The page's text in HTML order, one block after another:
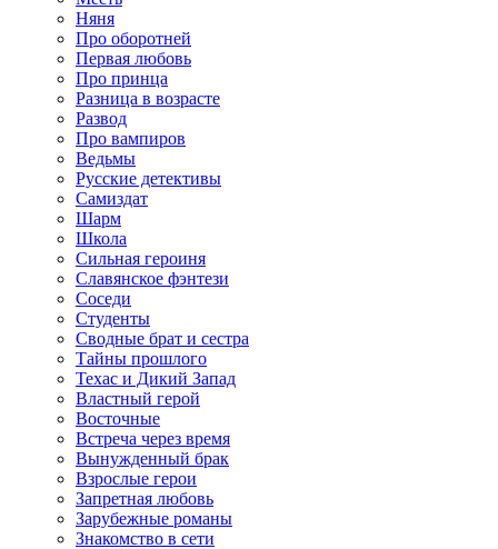
Няня
Про оборотней
Первая любовь
Про принца
Разница в возрасте
Развод
Про вампиров
Ведьмы
Русские детективы
Самиздат
Шарм
Школа
Сильная героиня
Славянское фэнтези
Соседи
Студенты
Сводные брат и сестра
Тайны прошлого
Техас и Дикий Запад
Властный герой
Восточные
Встреча через время
Вынужденный брак
Взрослые герои
Запретная любовь
Зарубежные романы
Знакомство в сети